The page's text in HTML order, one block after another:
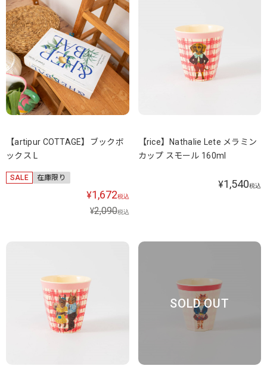
【artipur COTTAGE】ブックボ
ックス L
SALE 在庫限り
¥1,672税込
¥2,090税込
【rice】Nathalie Lete メラミン
カップ スモール 160ml
¥1,540税込
SOLD OUT